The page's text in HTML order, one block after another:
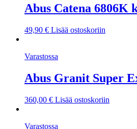
Abus Catena 6806K
49,90 € Lisää ostoskoriin
Varastossa
Abus Granit Super
360,00 € Lisää ostoskoriin
Varastossa